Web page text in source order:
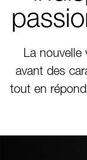
La nouvelle
avant des
tout en